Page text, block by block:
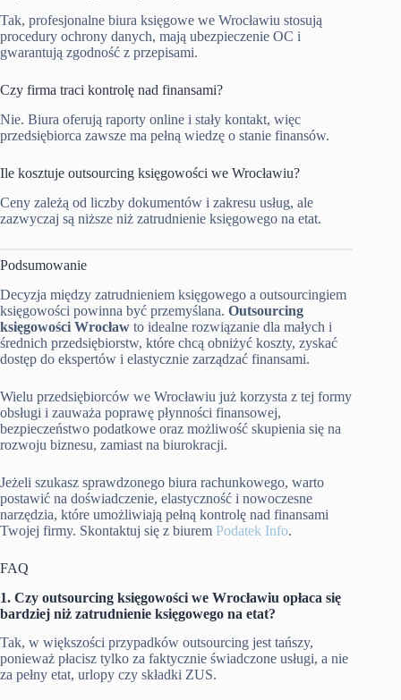
Tak, profesjonalne biura księgowe we Wrocławiu stosują
procedury ochrony danych, mają ubezpieczenie OC i
gwarantują zgodność z przepisami.
Czy firma traci kontrolę nad finansami?
Nie. Biura oferują raporty online i stały kontakt, więc
przedsiębiorca zawsze ma pełną wiedzę o stanie finansów.
Ile kosztuje outsourcing księgowości we Wrocławiu?
Ceny zależą od liczby dokumentów i zakresu usług, ale
zazwyczaj są niższe niż zatrudnienie księgowego na etat.
Podsumowanie
Decyzja między zatrudnieniem księgowego a outsourcingiem
księgowości powinna być przemyślana. Outsourcing
księgowości Wrocław to idealne rozwiązanie dla małych i
średnich przedsiębiorstw, które chcą obniżyć koszty, zyskać
dostęp do ekspertów i elastycznie zarządzać finansami.
Wielu przedsiębiorców we Wrocławiu już korzysta z tej formy
obsługi i zauważa poprawę płynności finansowej,
bezpieczeństwo podatkowe oraz możliwość skupienia się na
rozwoju biznesu, zamiast na biurokracji.
Jeżeli szukasz sprawdzonego biura rachunkowego, warto
postawić na doświadczenie, elastyczność i nowoczesne
narzędzia, które umożliwiają pełną kontrolę nad finansami
Twojej firmy. Skontaktuj się z biurem Podatek Info.
FAQ
1. Czy outsourcing księgowości we Wrocławiu opłaca się
bardziej niż zatrudnienie księgowego na etat?
Tak, w większości przypadków outsourcing jest tańszy,
ponieważ płacisz tylko za faktycznie świadczone usługi, a nie
za pełny etat, urlopy czy składki ZUS.